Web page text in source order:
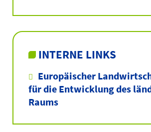
INTERNE LINKS
Europäischer
für die Entwicklung des
Raums